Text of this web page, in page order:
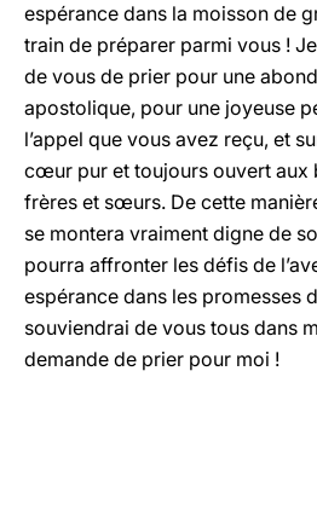
espérance dans la moisson de
train de préparer parmi vous !
de vous de prier pour une
apostolique, pour une joyeuse
l’appel que vous avez reçu, et
cœur pur et toujours ouvert aux
frères et sœurs. De cette
se montera vraiment digne de
pourra affronter les défis de
espérance dans les promesses
souviendrai de vous tous dans
demande de prier pour moi !